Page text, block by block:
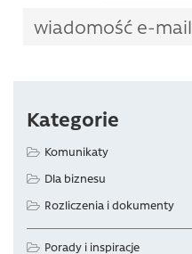
wiadomość e-mail
Kategorie
Komunikaty
Dla biznesu
Rozliczenia i dokumenty
Porady i inspiracje